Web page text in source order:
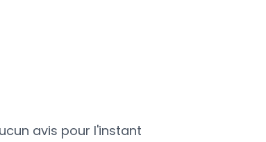
avis pour l'instant